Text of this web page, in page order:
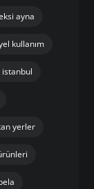
ayna
kullanım
yerler